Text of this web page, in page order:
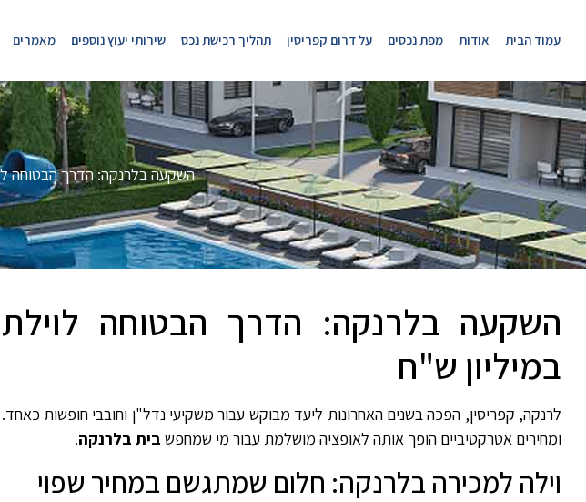
עמוד הבית אודות מפת נכסים על דרום קפריסין תהליך רכישת נכס שירותי יעוץ נוספים מאמרים
השקעה בלרנקה: הדרך הבטוחה
השקעה בלרנקה: הדרך הבטוחה
במיליון ש"ח
לרנקה, קפריסין, הפכה בשנים האחרונות ליעד מבוקש עבור משקיעי נדל"ן וחובבי חופשות
ומחירים אטרקטיביים הופך אותה לאופציה מושלמת עבור מי שמחפש בית בלרנקה.
וילה למכירה בלרנקה: חלום שמתגשם במחיר שפוי